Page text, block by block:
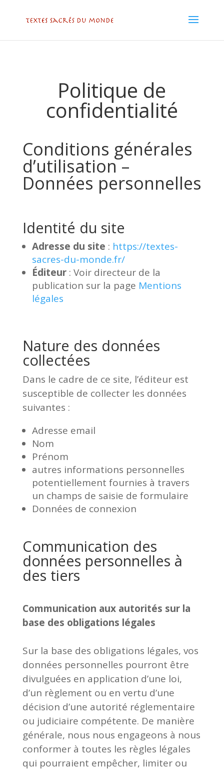
Politique de
confidentialité
Conditions générales
d’utilisation –
Données personnelles
Identité du site
Adresse du site : https://textes-
sacres-du-monde.fr/
Éditeur: Voir directeur de la
publication sur la page Mentions
légales
Nature des données
collectées
Dans le cadre de ce site, l’éditeur est
susceptible de collecter les données
suivantes :
Adresse email
Nom
Prénom
autres informations personnelles
potentiellement fournies à travers
un champs de saisie de formulaire
Données de connexion
Communication des
données personnelles à
des tiers
Communication aux autorités sur la
base des obligations légales
Sur la base des obligations légales, vos
données personnelles pourront être
divulguées en application d’une loi,
d’un règlement ou en vertu d’une
décision d’une autorité réglementaire
ou judiciaire compétente. De manière
générale, nous nous engageons à nous
conformer à toutes les règles légales
qui pourraient empêcher, limiter ou